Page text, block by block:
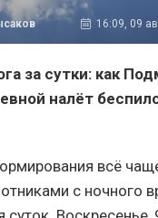
16:09, 09
за сутки: как
налёт
всё
с ночного